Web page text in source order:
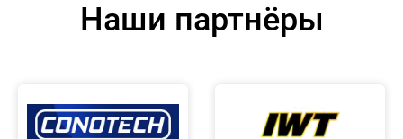
Наши партнёры